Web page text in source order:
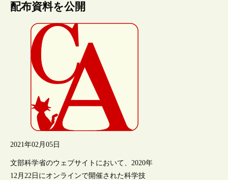
配布資料を公開
2021年02月05日
文部科学省のウェブサイトにおいて、2020年
12月22日にオンラインで開催された科学技